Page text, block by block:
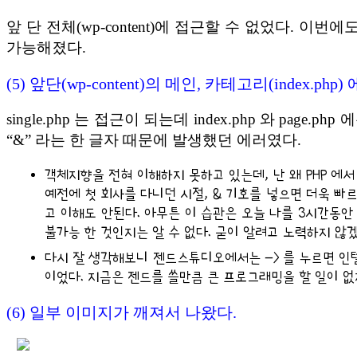
앞 단 전체(wp-content)에 접근할 수 없었다. 이번에
가능해졌다.
(5) 앞단(wp-content)의 메인, 카테고리(index.php)
single.php 는 접근이 되는데 index.php 와 page.php
“&” 라는 한 글자 때문에 발생했던 에러였다.
객체지향을 전혀 이해하지 못하고 있는데, 난 왜 PHP
예전에 첫 회사를 다니던 시절, & 기호를 넣으면 더욱 빠
고 이해도 안된다. 아무튼 이 습관은 오늘 나를 3시간동
불가능 한 것인지는 알 수 없다. 굳이 알려고 노력하지 않
다시 잘 생각해보니 젠드스튜디오에서는 -> 를 누르면
이었다. 지금은 젠드를 쓸만큼 큰 프로그래밍을 할 일이
(6) 일부 이미지가 깨져서 나왔다.